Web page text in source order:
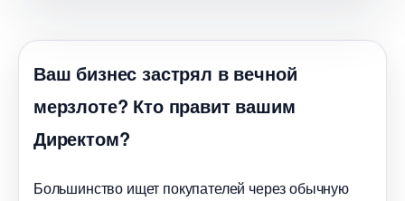
аш бизнес застрял в вечной
мерзлоте? Кто правит вашим
Директом?
Большинство ищет покупателей через обычную